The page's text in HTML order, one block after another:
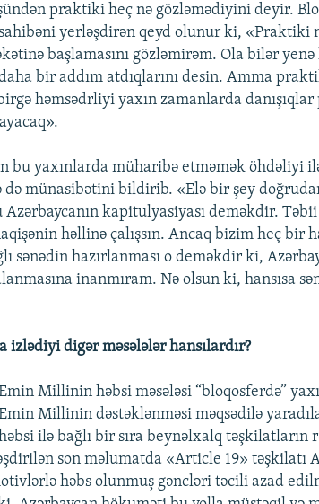
praktiki heç nə gözləmədiyini deyir.
yerləşdirən qeyd olunur ki, «Praktiki
başlamasını gözləmirəm. Ola bilər yenə
bir addım atdıqlarını desin. Amma
həmsədrliyi yaxın zamanlarda danışıqlar
bu yaxınlarda müharibə etməmək öhdəliyi
də münasibətini bildirib. «Elə bir şey
kapitulyasiyası deməkdir.
həllinə çalışsın. Ancaq bizim heç bir
sənədin hazırlanması o deməkdir ki,
inanmıram. Nə olsun ki, hansısa
izlədiyi digər məsələlər hansılardır?
Millinin həbsi məsələsi “bloqosferdə”
Millinin dəstəklənməsi məqsədilə
ilə bağlı bir sıra beynəlxalq təşkilatların
son məlumatda «Article 19» təşkilatı
həbs olunmuş gəncləri təcili azad